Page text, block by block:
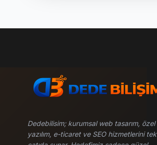
Dedebilisim; kurumsal web tasarım, özel
yazılım, e-ticaret ve SEO hizmetlerini tek